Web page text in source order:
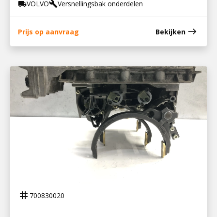
local_shippingVOLVObuildVersnellingsbak onderdelen
Prijs op aanvraag Bekijken east
tag 700830020